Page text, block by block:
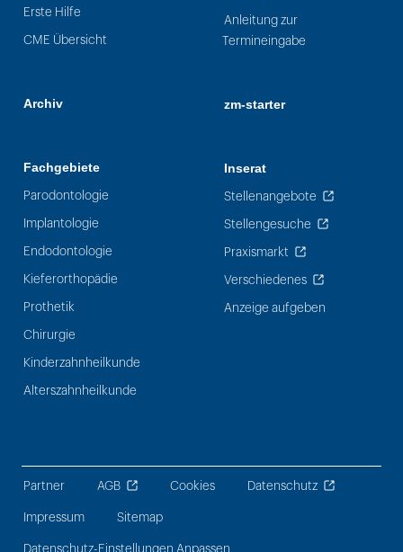
Erste Hilfe
CME Übersicht
Archiv
Fachgebiete
Parodontologie
Implantologie
Endodontologie
Kieferorthopädie
Prothetik
Chirurgie
Kinderzahnheilkunde
Alterszahnheilkunde
Anleitung zur
Termineingabe
zm-starter
Inserat
Stellenangebote
Stellengesuche
Praxismarkt
Verschiedenes
Anzeige aufgeben
Partner AGB Cookies Datenschutz
Impressum Sitemap
Datenschutz-Einstellungen Anpassen